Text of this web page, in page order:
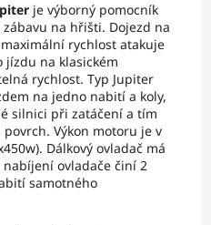
je výborný pomocník
na hřišti. Dojezd na
rychlost atakuje
jízdu na klasickém
rychlost. Typ Jupiter
na jedno nabití a koly,
silnici při zatáčení a tím
Výkon motoru je v
Dálkový ovladač má
ovladače činí 2
samotného